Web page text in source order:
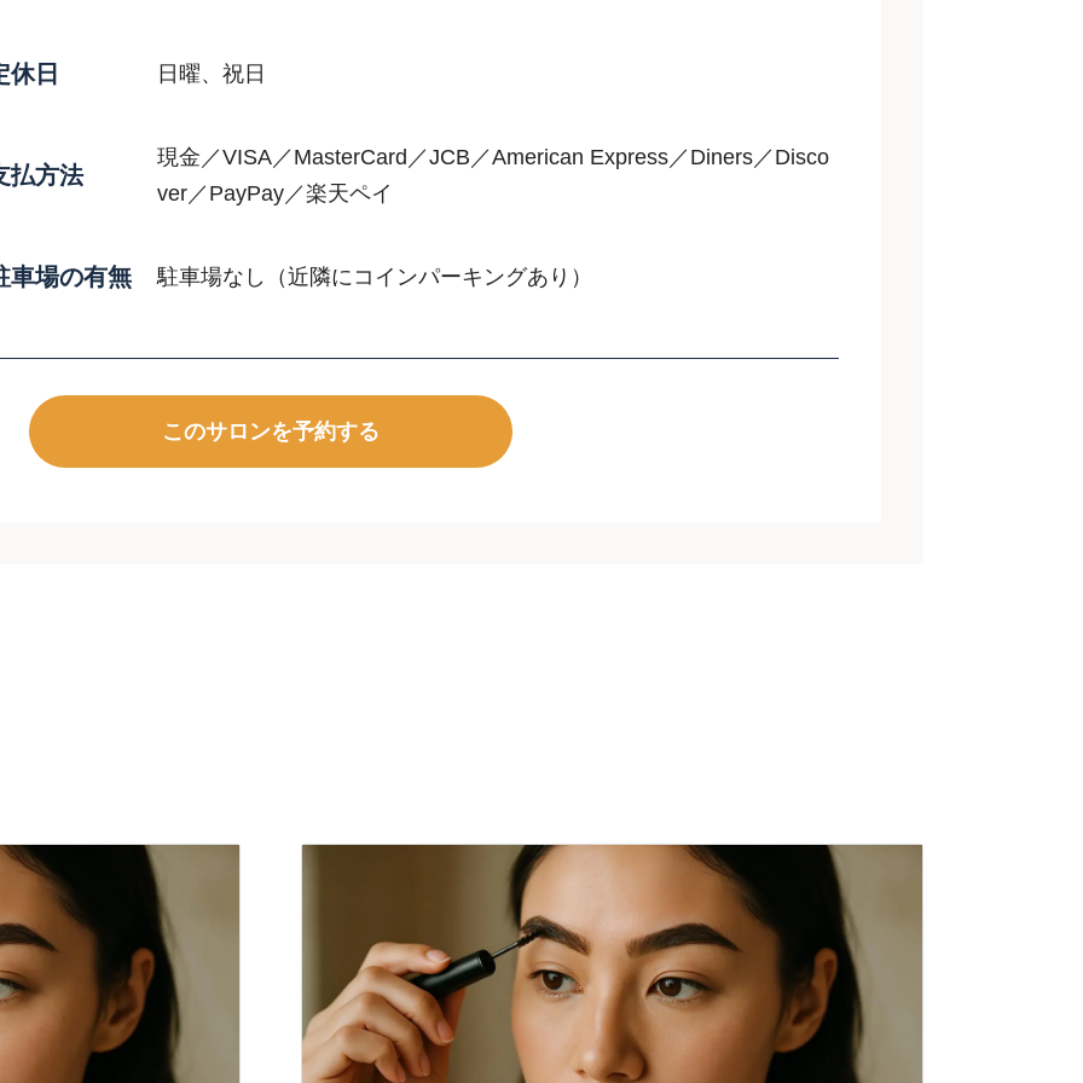
休日 日曜、祝日
払方法
現金／VISA／MasterCard／JCB／American Express／Diners／Disco
ver／PayPay／楽天ペイ
車場の有無 駐車場なし（近隣にコインパーキングあり）
このサロンを予約する